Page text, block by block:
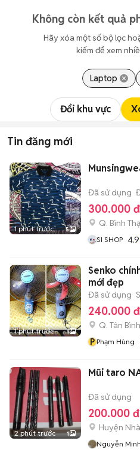
Không còn kết quả
Hãy xóa một số bộ lọc
kiếm để xem
Laptop
Đổi khu vực
Tin đăng mới
1 phút trước 5
Đã sử dụng
300.000 đ
Q. Bình
SI SHOP 4.9
1 phút trước 1
Senko chính
mới đẹp
Đã sử dụng
240.000 đ
Q. Tân Bình
P Phạm Hùng
2 phút trước 1
Mũi taro
Đã sử dụng
200.000 đ
Huyện
Nguyễn Minh